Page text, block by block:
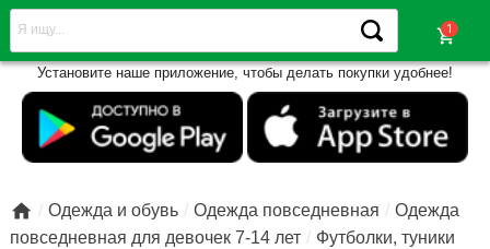
shopping_cart
Установите наше приложение, чтобы делать покупки удобнее!
 Одежда и обувь Одежда повседневная
Одежда
повседневная для девочек 7-14 лет
Футболки, туники